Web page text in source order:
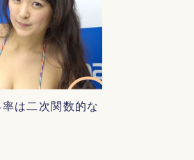
は二次関数的な